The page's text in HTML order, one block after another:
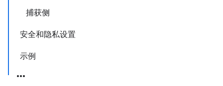
捕获侧
安全和隐私设置
示例